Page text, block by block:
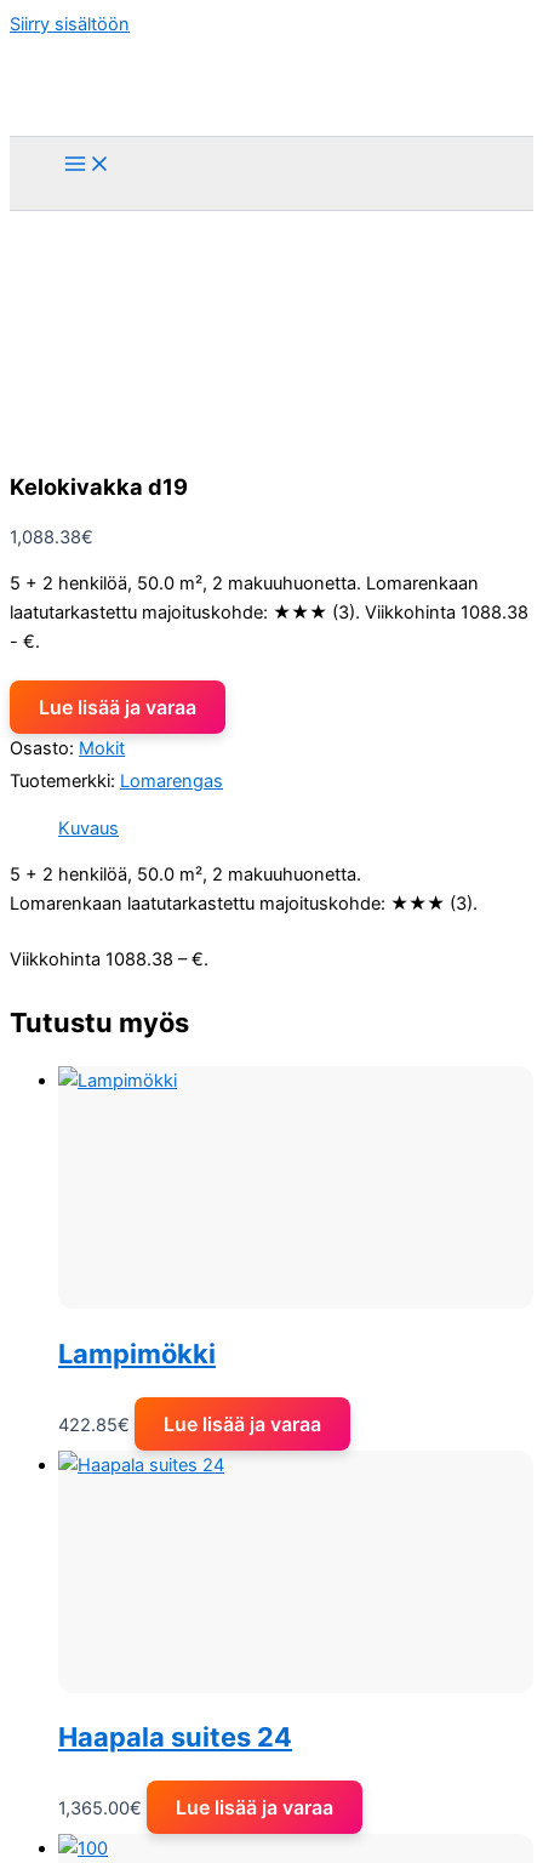
Siirry sisältöön
Kelokivakka d19
1,088.38€
5 + 2 henkilöä, 50.0 m², 2 makuuhuonetta. Lomarenkaan
laatutarkastettu majoituskohde: ★★★ (3). Viikkohinta 1088.38
- €.
Lue lisää ja varaa
Osasto: Mokit
Tuotemerkki: Lomarengas
Kuvaus
5 + 2 henkilöä, 50.0 m², 2 makuuhuonetta.
Lomarenkaan laatutarkastettu majoituskohde: ★★★ (3).
Viikkohinta 1088.38 – €.
Tutustu myös
Lampimökki
422.85€ Lue lisää ja varaa
Haapala suites 24
1,365.00€ Lue lisää ja varaa